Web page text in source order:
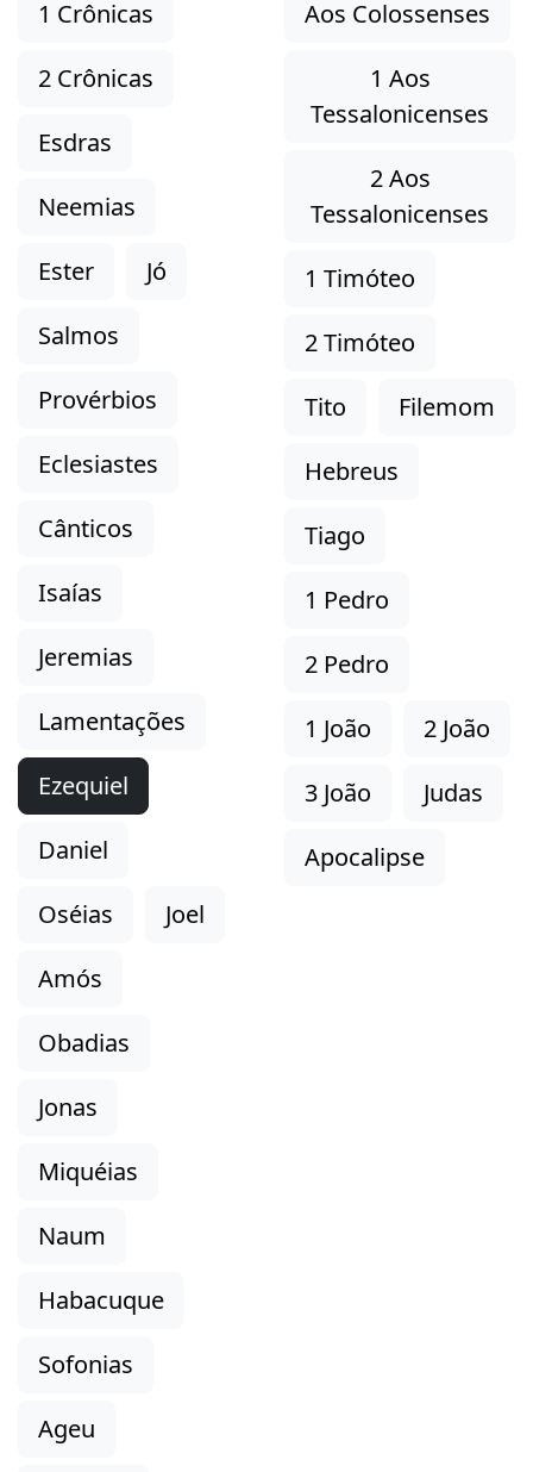
1 Crônicas
2 Crônicas
Esdras
Neemias
Ester
Jó
Salmos
Provérbios
Eclesiastes
Cânticos
Isaías
Jeremias
Lamentações
Ezequiel
Daniel
Oséias
Joel
Amós
Obadias
Jonas
Miquéias
Naum
Habacuque
Sofonias
Ageu
Aos Colossenses
1 Aos
Tessalonicenses
2 Aos
Tessalonicenses
1 Timóteo
2 Timóteo
Tito
Filemom
Hebreus
Tiago
1 Pedro
2 Pedro
1 João
2 João
3 João
Judas
Apocalipse